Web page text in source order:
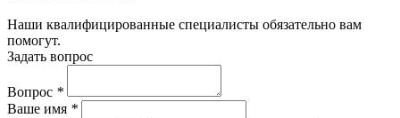
Наши квалифицированные специалисты обязательно вам
помогут.
Задать вопрос
Вопрос *
Ваше имя *